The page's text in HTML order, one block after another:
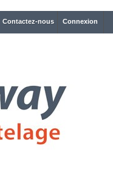
Connexion
Contactez-nous